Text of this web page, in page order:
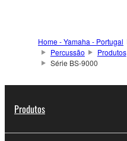
Home - Yamaha - Portugal
Percussão
Produtos
Série BS-9000
Produtos